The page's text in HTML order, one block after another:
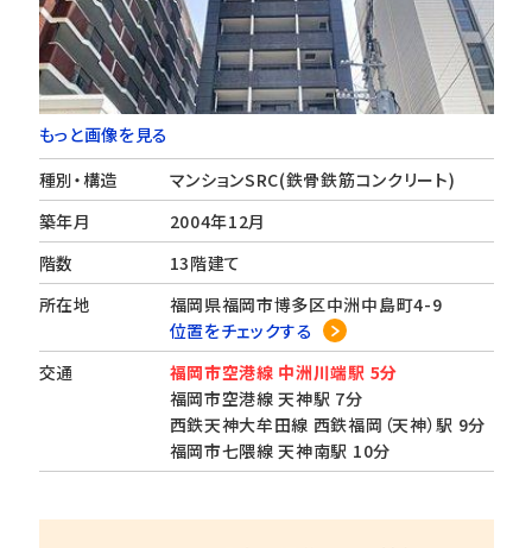
もっと画像を見る
種別・構造
マンションSRC(鉄骨鉄筋コンクリート)
築年月
2004年12月
階数
13階建て
所在地
福岡県福岡市博多区中洲中島町4-9
位置をチェックする
交通
福岡市空港線 中洲川端駅 5分
福岡市空港線 天神駅 7分
西鉄天神大牟田線 西鉄福岡（天神）駅 9分
福岡市七隈線 天神南駅 10分